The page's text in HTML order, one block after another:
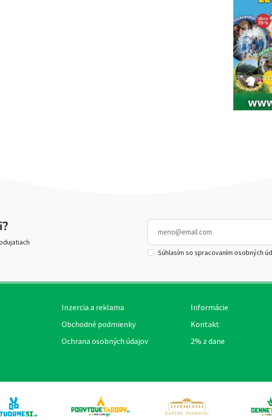
Súhlasím so spracovaním osobných
Inzercia a reklama
Obchodné podmienky
Ochrana osobných údajov
Informácie
Kontakt
2% z dane